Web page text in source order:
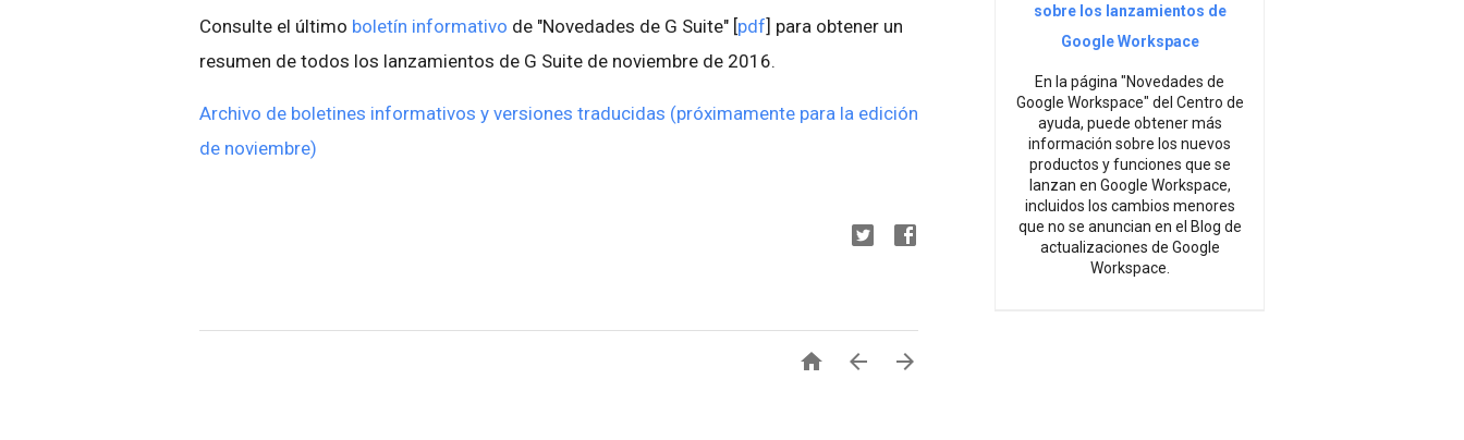
Consulte el último boletín informativo de "Novedades de G Suite" [pdf] para obtener un
resumen de todos los lanzamientos de G Suite de noviembre de 2016.
Archivo de boletines informativos y versiones traducidas (próximamente para la edición
de noviembre)
  
sobre los lanzamientos de
Google Workspace
En la página "Novedades de
Google Workspace" del Centro de
ayuda, puede obtener más
información sobre los nuevos
productos y funciones que se
lanzan en Google Workspace,
incluidos los cambios menores
que no se anuncian en el Blog de
actualizaciones de Google
Workspace.